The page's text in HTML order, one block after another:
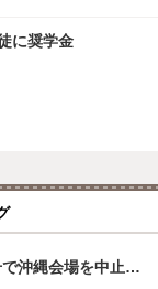
に奨学金
沖縄会場を中止…